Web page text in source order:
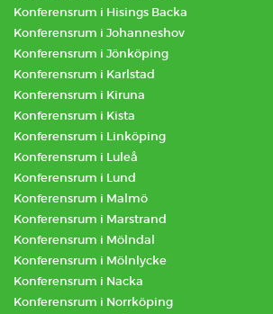
Konferensrum i Hisings Backa
Konferensrum i Johanneshov
Konferensrum i Jönköping
Konferensrum i Karlstad
Konferensrum i Kiruna
Konferensrum i Kista
Konferensrum i Linköping
Konferensrum i Luleå
Konferensrum i Lund
Konferensrum i Malmö
Konferensrum i Marstrand
Konferensrum i Mölndal
Konferensrum i Mölnlycke
Konferensrum i Nacka
Konferensrum i Norrköping